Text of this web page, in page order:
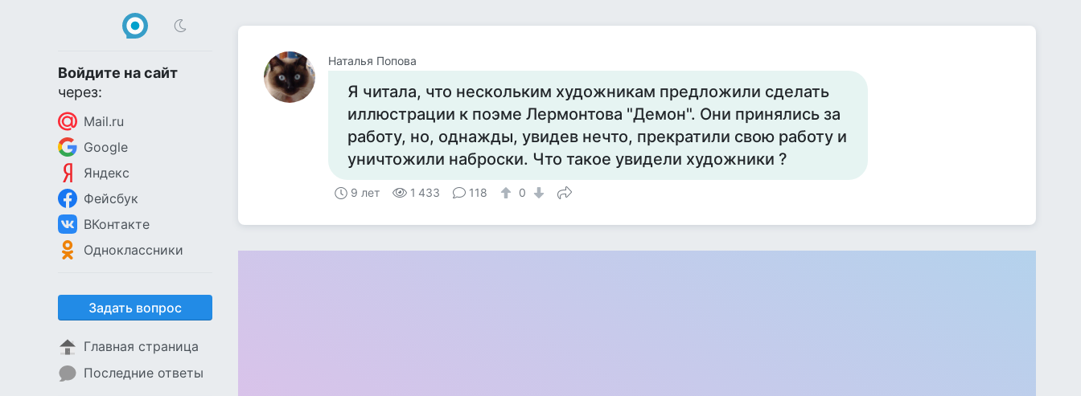
Войдите на сайт
через:
Mail.ru
Google
Яндекс
Фейсбук
ВКонтакте
Одноклассники
Задать вопрос
Главная страница
Последние ответы
Наталья Попова
Я читала, что нескольким художникам предложили сделать
иллюстрации к поэме Лермонтова "Демон". Они принялись за
работу, но, однажды, увидев нечто, прекратили свою работу и
уничтожили наброски. Что такое увидели художники ?
9 лет 1 433 118 0